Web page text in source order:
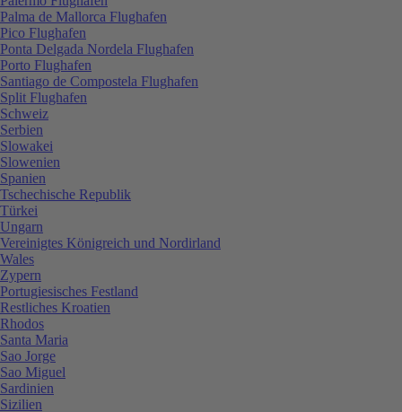
Palma de Mallorca Flughafen
Pico Flughafen
Ponta Delgada Nordela Flughafen
Porto Flughafen
Santiago de Compostela Flughafen
Split Flughafen
Schweiz
Serbien
Slowakei
Slowenien
Spanien
Tschechische Republik
Türkei
Ungarn
Vereinigtes Königreich und Nordirland
Wales
Zypern
Portugiesisches Festland
Restliches Kroatien
Rhodos
Santa Maria
Sao Jorge
Sao Miguel
Sardinien
Sizilien